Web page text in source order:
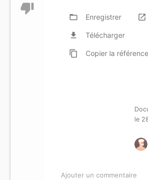
thumb_down
folder_open Enregistrer launch
file_download Télécharger
content_copy Copier la référence
le
Ajouter un commentaire